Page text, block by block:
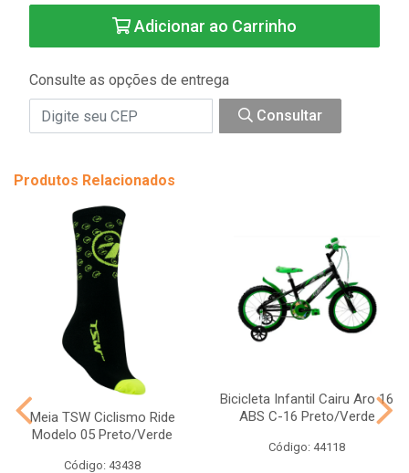
Adicionar ao Carrinho
Consulte as opções de entrega
Consultar
Produtos Relacionados
Meia TSW Ciclismo Ride
Modelo 05 Preto/Verde
Código: 43438
Bicicleta Infantil Cairu Aro 16
ABS C-16 Preto/Verde
Código: 44118